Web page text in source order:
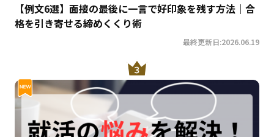
【例文6選】面接の最後に一言で好印象を残す方法｜合
格を引き寄せる締めくくり術
最終更新日:2026.06.19